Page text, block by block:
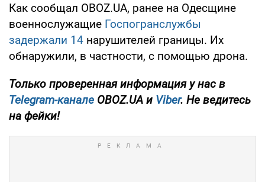
Как сообщал OBOZ.UA, ранее на Одесщине
военнослужащие Госпогранслужбы
задержали 14 нарушителей границы. Их
обнаружили, в частности, с помощью дрона.
Только проверенная информация у нас в
Telegram-канале OBOZ.UA и Viber. Не ведитесь
на фейки!